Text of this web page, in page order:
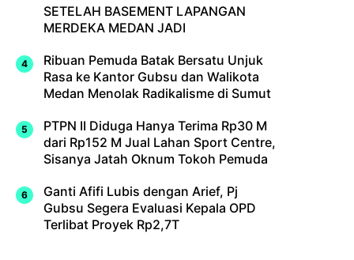
SETELAH BASEMENT LAPANGAN
MERDEKA MEDAN JADI
Ribuan Pemuda Batak Bersatu Unjuk
Rasa ke Kantor Gubsu dan Walikota
Medan Menolak Radikalisme di Sumut
PTPN II Diduga Hanya Terima Rp30 M
dari Rp152 M Jual Lahan Sport Centre,
Sisanya Jatah Oknum Tokoh Pemuda
Ganti Afifi Lubis dengan Arief, Pj
Gubsu Segera Evaluasi Kepala OPD
Terlibat Proyek Rp2,7T